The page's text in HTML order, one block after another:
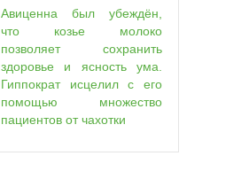
Авиценна был убеждён,
что козье молоко
позволяет сохранить
здоровье и ясность ума.
Гиппократ исцелил с его
помощью множество
пациентов от чахотки